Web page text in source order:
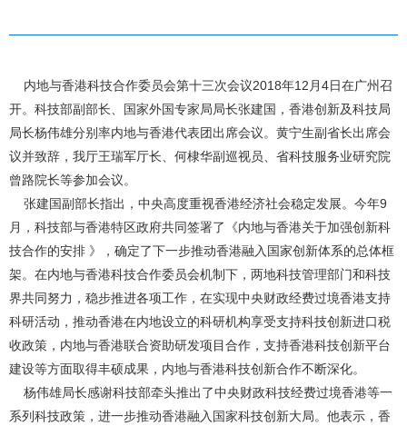
内地与香港科技合作委员会第十三次会议2018年12月4日在广州召
开。科技部副部长、国家外国专家局局长张建国，香港创新及科技局
局长杨伟雄分别率内地与香港代表团出席会议。黄宁生副省长出席会
议并致辞，我厅王瑞军厅长、何棣华副巡视员、省科技服务业研究院
曾路院长等参加会议。
张建国副部长指出，中央高度重视香港经济社会稳定发展。今年9
月，科技部与香港特区政府共同签署了《内地与香港关于加强创新科
技合作的安排 》，确定了下一步推动香港融入国家创新体系的总体框
架。在内地与香港科技合作委员会机制下，两地科技管理部门和科技
界共同努力，稳步推进各项工作，在实现中央财政经费过境香港支持
科研活动，推动香港在内地设立的科研机构享受支持科技创新进口税
收政策，内地与香港联合资助研发项目合作，支持香港科技创新平台
建设等方面取得丰硕成果，内地与香港科技创新合作不断深化。
杨伟雄局长感谢科技部牵头推出了中央财政科技经费过境香港等一
系列科技政策，进一步推动香港融入国家科技创新大局。他表示，香